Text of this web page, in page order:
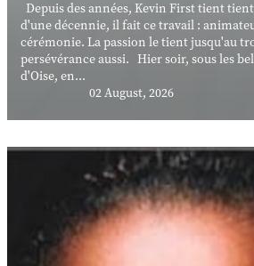
Depuis des années, Kevin First tient
d'une décennie, il fait ce travail :
cérémonie. La passion le tient jusqu'au
persévérance aussi. Hier soir, sous les
d'Oise, en...
02 August, 2026